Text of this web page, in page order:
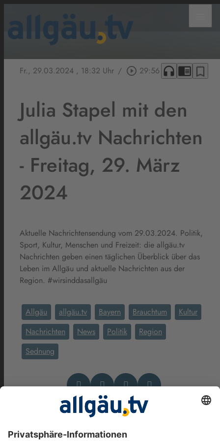
Fr., 29.03.2024 , 18:32 Uhr / play_circle_outline 29:56 headphones chrome_reader_mode bookmark_border
Julia Stapel mit den
allgäu.tv Nachrichten
- Freitag, 29. März
2024
Aktuelle Nachrichtensendung vom 29.03.2024. Politik,
Sport, Kultur, Menschen und Freizeit: die allgäu.tv
Nachrichten geben einen täglichen Überblick über das
Leben im Allgäu und aktuelle Nachrichten aus der
Region. #wirsinddasallgäu
Allgäu allgäu.tv Bayern Brauchtum
Kultur
Nachrichten
News Politik
Region
Sednung